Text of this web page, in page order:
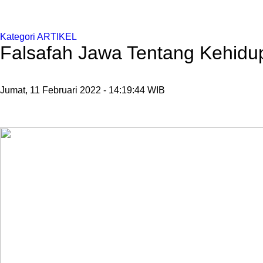
Kategori ARTIKEL
Falsafah Jawa Tentang
Jumat, 11 Februari 2022 - 14:19:44 WIB